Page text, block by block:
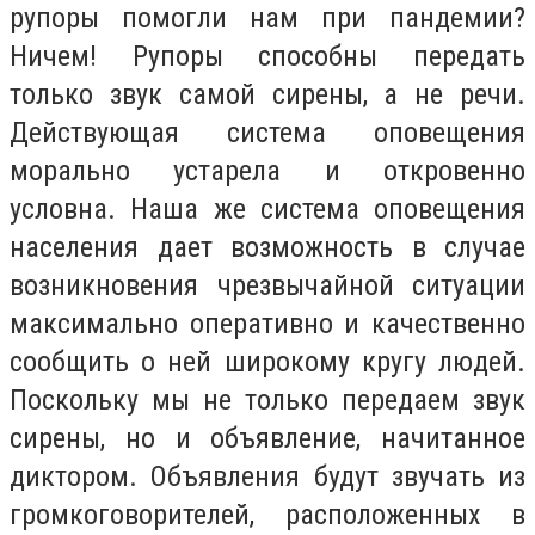
рупоры помогли нам при пандемии?
Ничем! Рупоры способны передать
только звук самой сирены, а не речи.
Действующая система оповещения
морально устарела и откровенно
условна. Наша же система оповещения
населения дает возможность в случае
возникновения чрезвычайной ситуации
максимально оперативно и качественно
сообщить о ней широкому кругу людей.
Поскольку мы не только передаем звук
сирены, но и объявление, начитанное
диктором. Объявления будут звучать из
громкоговорителей, расположенных в